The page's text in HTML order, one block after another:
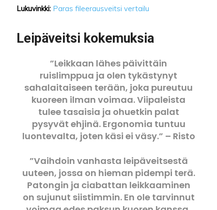
Lukuvinkki: Paras fileerausveitsi vertailu
Leipäveitsi kokemuksia
”Leikkaan lähes päivittäin
ruislimppua ja olen tykästynyt
sahalaitaiseen terään, joka pureutuu
kuoreen ilman voimaa. Viipaleista
tulee tasaisia ja ohuetkin palat
pysyvät ehjinä. Ergonomia tuntuu
luontevalta, joten käsi ei väsy.” – Risto
”Vaihdoin vanhasta leipäveitsestä
uuteen, jossa on hieman pidempi terä.
Patongin ja ciabattan leikkaaminen
on sujunut siistimmin. En ole tarvinnut